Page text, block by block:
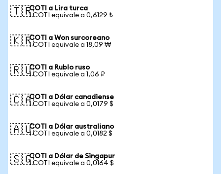
🇹🇷COTI a Lira turca
1 COTI equivale a 0,6129 ₺
🇰🇷COTI a Won surcoreano
1 COTI equivale a 18,09 ₩
🇷🇺COTI a Rublo ruso
1 COTI equivale a 1,06 ₽
🇨🇦COTI a Dólar canadiense
1 COTI equivale a 0,0179 $
🇦🇺COTI a Dólar australiano
1 COTI equivale a 0,0182 $
🇸🇬COTI a Dólar de Singapur
1 COTI equivale a 0,0164 $